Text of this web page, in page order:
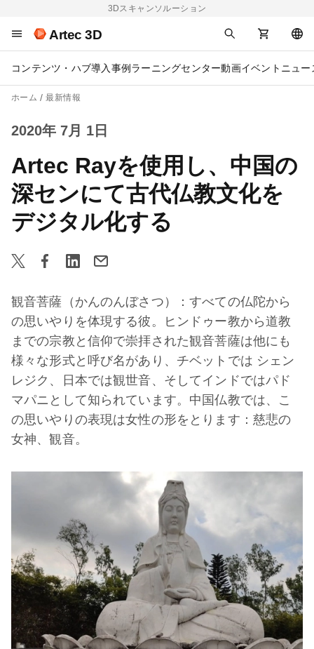
3Dスキャンソルーション
Artec 3D
コンテンツ・ハブ導入事例 ラーニングセンター動画イベント ニュー
ホーム 最新情報
2020年 7月 1日
Artec Rayを使用し、中国の
深センにて古代仏教文化を
デジタル化する
観音菩薩（かんのんぼさつ）：すべての仏陀から
の思いやりを体現する彼。ヒンドゥー教から道教
までの宗教と信仰で崇拝された観音菩薩は他にも
様々な形式と呼び名があり、チベットでは シェン
レジク、日本では観世音、そしてインドではパド
マパニとして知られています。中国仏教では、こ
の思いやりの表現は女性の形をとります：慈悲の
女神、観音。